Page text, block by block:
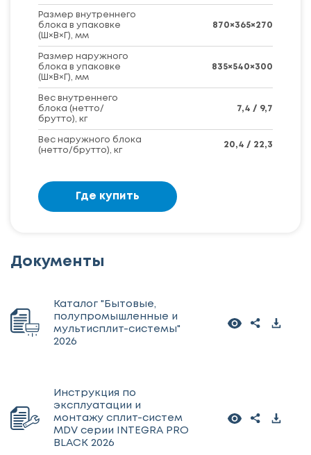
Размер внутреннего
блока в упаковке
(Ш×В×Г), мм
870×365×270
Размер наружного
блока в упаковке
(Ш×В×Г), мм
835×540×300
Вес внутреннего
блока (нетто/
брутто), кг
7,4 / 9,7
Вес наружного блока
(нетто/брутто), кг
20,4 / 22,3
Где купить
Документы
Каталог "Бытовые,
полупромышленные и
мультисплит-системы"
2026
Инструкция по
эксплуатации и
монтажу сплит-систем
MDV серии INTEGRA PRO
BLACK 2026